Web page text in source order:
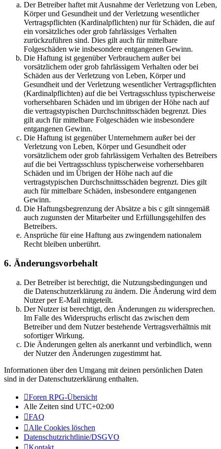
Der Betreiber haftet mit Ausnahme der Verletzung von Leben,
Körper und Gesundheit und der Verletzung wesentlicher
Vertragspflichten (Kardinalpflichten) nur für Schäden, die auf
ein vorsätzliches oder grob fahrlässiges Verhalten
zurückzuführen sind. Dies gilt auch für mittelbare
Folgeschäden wie insbesondere entgangenen Gewinn.
Die Haftung ist gegenüber Verbrauchern außer bei
vorsätzlichem oder grob fahrlässigem Verhalten oder bei
Schäden aus der Verletzung von Leben, Körper und
Gesundheit und der Verletzung wesentlicher Vertragspflichten
(Kardinalpflichten) auf die bei Vertragsschluss typischerweise
vorhersehbaren Schäden und im übrigen der Höhe nach auf
die vertragstypischen Durchschnittsschäden begrenzt. Dies
gilt auch für mittelbare Folgeschäden wie insbesondere
entgangenen Gewinn.
Die Haftung ist gegenüber Unternehmern außer bei der
Verletzung von Leben, Körper und Gesundheit oder
vorsätzlichem oder grob fahrlässigem Verhalten des Betreibers
auf die bei Vertragsschluss typischerweise vorhersehbaren
Schäden und im Übrigen der Höhe nach auf die
vertragstypischen Durchschnittsschäden begrenzt. Dies gilt
auch für mittelbare Schäden, insbesondere entgangenen
Gewinn.
Die Haftungsbegrenzung der Absätze a bis c gilt sinngemäß
auch zugunsten der Mitarbeiter und Erfüllungsgehilfen des
Betreibers.
Ansprüche für eine Haftung aus zwingendem nationalem
Recht bleiben unberührt.
6. Änderungsvorbehalt
Der Betreiber ist berechtigt, die Nutzungsbedingungen und
die Datenschutzerklärung zu ändern. Die Änderung wird dem
Nutzer per E-Mail mitgeteilt.
Der Nutzer ist berechtigt, den Änderungen zu widersprechen.
Im Falle des Widerspruchs erlischt das zwischen dem
Betreiber und dem Nutzer bestehende Vertragsverhältnis mit
sofortiger Wirkung.
Die Änderungen gelten als anerkannt und verbindlich, wenn
der Nutzer den Änderungen zugestimmt hat.
Informationen über den Umgang mit deinen persönlichen Daten
sind in der Datenschutzerklärung enthalten.
Foren RPG-Übersicht
Alle Zeiten sind UTC+02:00
FAQ
Alle Cookies löschen
Datenschutzrichtlinie/DSGVO
Kontakt